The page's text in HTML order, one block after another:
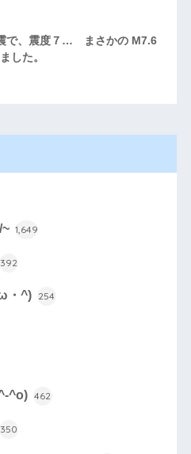
で、震度７… まさかの M7.6
した。
1,649
392
・^) 254
^o) 462
350